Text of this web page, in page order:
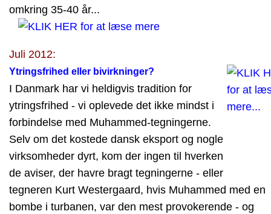
omkring 35-40 år...
Juli 2012:
Ytringsfrihed eller bivirkninger?
I Danmark har vi heldigvis tradition for
ytringsfrihed - vi oplevede det ikke mindst i
forbindelse med Muhammed-tegningerne.
Selv om det kostede dansk eksport og nogle
virksomheder dyrt, kom der ingen til hverken
de aviser, der havre bragt tegningerne - eller
tegneren Kurt Westergaard, hvis Muhammed med en
bombe i turbanen, var den mest provokerende - og